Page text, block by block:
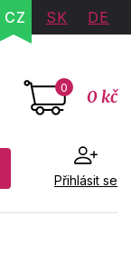
CZ SK DE
0 0 kč
Přihlásit se